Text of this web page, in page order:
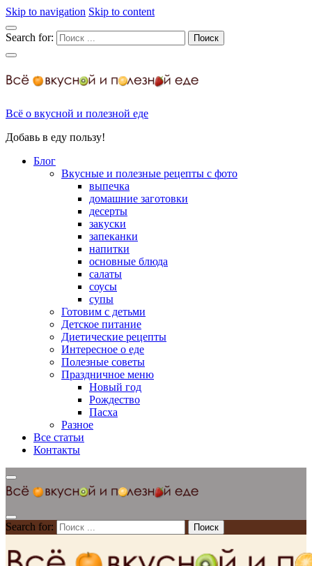
Skip to navigation Skip to content
Search for:
Всё о вкусной и полезной еде
Добавь в еду пользу!
Блог
Вкусные и полезные рецепты с фото
выпечка
домашние заготовки
десерты
закуски
запеканки
напитки
основные блюда
салаты
соусы
супы
Готовим с детьми
Детское питание
Диетические рецепты
Интересное о еде
Полезные советы
Праздничное меню
Новый год
Рождество
Пасха
Разное
Все статьи
Контакты
Search for: